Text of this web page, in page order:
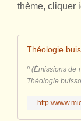
thème, cliquer
º (Émissions de
Théologie
http://